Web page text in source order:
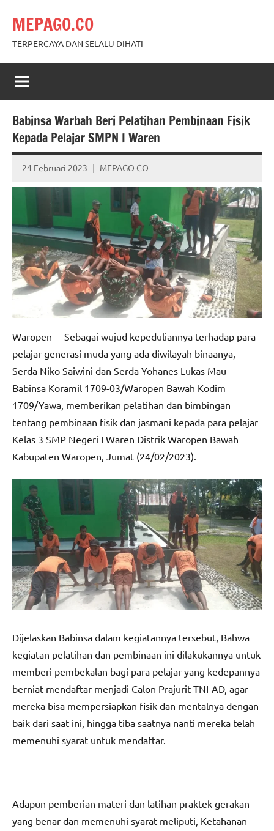
content
MEPAGO.CO
TERPERCAYA DAN SELALU DIHATI
Babinsa Warbah Beri Pelatihan Pembinaan Fisik
Kepada Pelajar SMPN I Waren
24 Februari 2023 MEPAGO CO
No
comments
Waropen – Sebagai wujud kepeduliannya terhadap para
pelajar generasi muda yang ada diwilayah binaanya,
Serda Niko Saiwini dan Serda Yohanes Lukas Mau
Babinsa Koramil 1709-03/Waropen Bawah Kodim
1709/Yawa, memberikan pelatihan dan bimbingan
tentang pembinaan fisik dan jasmani kepada para pelajar
Kelas 3 SMP Negeri I Waren Distrik Waropen Bawah
Kabupaten Waropen, Jumat (24/02/2023).
Dijelaskan Babinsa dalam kegiatannya tersebut, Bahwa
kegiatan pelatihan dan pembinaan ini dilakukannya untuk
memberi pembekalan bagi para pelajar yang kedepannya
berniat mendaftar menjadi Calon Prajurit TNI-AD, agar
mereka bisa mempersiapkan fisik dan mentalnya dengan
baik dari saat ini, hingga tiba saatnya nanti mereka telah
memenuhi syarat untuk mendaftar.
Adapun pemberian materi dan latihan praktek gerakan
yang benar dan memenuhi syarat meliputi, Ketahanan